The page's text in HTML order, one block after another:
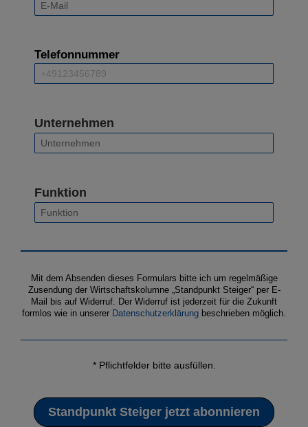
Telefonnummer
Unternehmen
Funktion
Mit dem Absenden dieses Formulars bitte ich um regelmäßige
Zusendung der Wirtschaftskolumne „Standpunkt Steiger“ per E-
Mail bis auf Widerruf. Der Widerruf ist jederzeit für die Zukunft
formlos wie in unserer Datenschutzerklärung beschrieben möglich.
* Pflichtfelder bitte ausfüllen.
Standpunkt Steiger jetzt abonnieren